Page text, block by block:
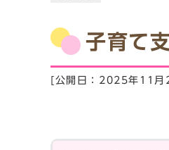
子育て
[公開日：2025年11月